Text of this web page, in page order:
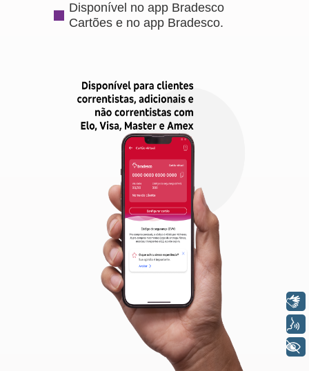
Disponível no app Bradesco
Cartões e no app Bradesco.
+ Acessibilidade